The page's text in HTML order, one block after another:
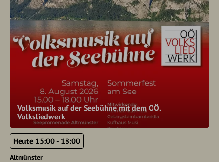
Volksmusik auf der Seebühne mit dem OÖ.
Volksliedwerk
Heute 15:00 - 18:00
Altmünster